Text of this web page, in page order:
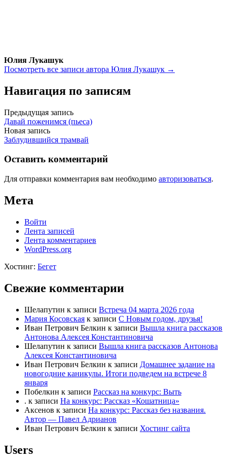
Юлия Лукашук
Посмотреть все записи автора Юлия Лукашук →
Навигация по записям
Предыдущая запись
Давай поженимся (пьеса)
Новая запись
Заблудившийся трамвай
Оставить комментарий
Для отправки комментария вам необходимо авторизоваться.
Мета
Войти
Лента записей
Лента комментариев
WordPress.org
Хостинг: Бегет
Свежие комментарии
Шелапутин к записи Встреча 04 марта 2026 года
Мария Косовская к записи С Новым годом, друзья!
Иван Петрович Белкин к записи Вышла книга рассказов
Антонова Алексея Константиновича
Шелапутин к записи Вышла книга рассказов Антонова
Алексея Константиновича
Иван Петрович Белкин к записи Домашнее задание на
новогодние каникулы. Итоги подведем на встрече 8
января
Побелкин к записи Рассказ на конкурс: Выть
. к записи На конкурс: Рассказ «Кошатница»
Аксенов к записи На конкурс: Рассказ без названия.
Автор — Павел Адрианов
Иван Петрович Белкин к записи Хостинг сайта
Users